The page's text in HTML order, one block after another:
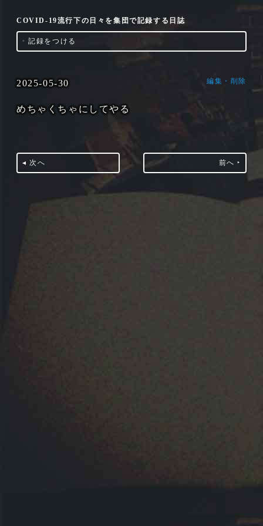
COVID-19流行下の日々を集団で記録する日誌
‣ 記録をつける
2025-05-30 編集・削除
めちゃくちゃにしてやる
◂ 次へ 前へ ‣